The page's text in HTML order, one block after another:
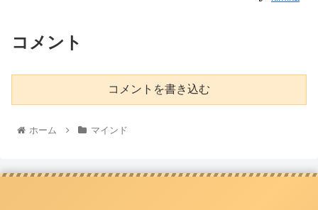
コメント
コメントを書き込む
ホーム マインド